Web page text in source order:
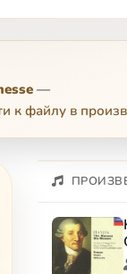
—
к файлу в